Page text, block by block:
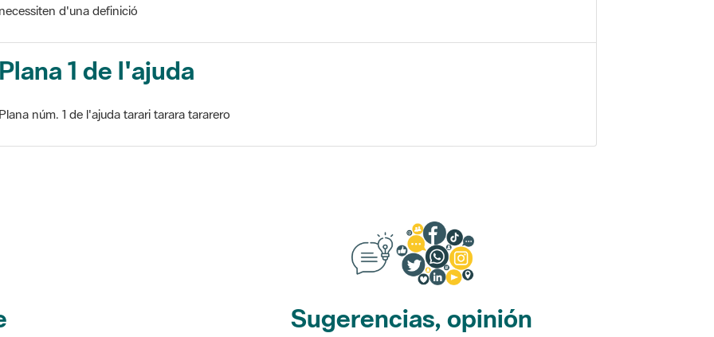
necessiten d'una definició
Plana 1 de l'ajuda
Plana núm. 1 de l'ajuda tarari tarara tararero
Sugerencias, opinión